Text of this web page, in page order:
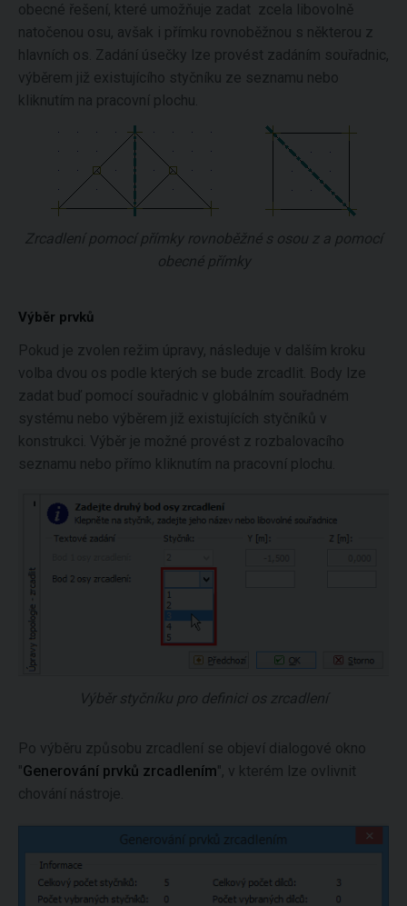
obecné řešení, které umožňuje zadat zcela libovolně
natočenou osu, avšak i přímku rovnoběžnou s některou z
hlavních os. Zadání úsečky lze provést zadáním souřadnic,
výběrem již existujícího styčníku ze seznamu nebo
kliknutím na pracovní plochu.
Zrcadlení pomocí přímky rovnoběžné s osou z a pomocí
obecné přímky
Výběr prvků
Pokud je zvolen režim úpravy, následuje v dalším kroku
volba dvou os podle kterých se bude zrcadlit. Body lze
zadat buď pomocí souřadnic v globálním souřadném
systému nebo výběrem již existujících styčníků v
konstrukci. Výběr je možné provést z rozbalovacího
seznamu nebo přímo kliknutím na pracovní plochu.
Výběr styčníku pro definici os zrcadlení
Po výběru způsobu zrcadlení se objeví dialogové okno
"Generování prvků zrcadlením", v kterém lze ovlivnit
chování nástroje.